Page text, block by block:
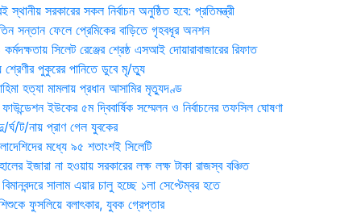
সরকারের সকল নির্বাচন অনুষ্ঠিত হবে: প্রতিমন্ত্রী
সন্তান ফেলে প্রেমিকের বাড়িতে গৃহবধূর অনশন
সিলেট রেঞ্জের শ্রেষ্ঠ এসআই দোয়ারাবাজারের রিফাত
শ্রেণীর পুকুরের পানিতে ডুবে মৃ/ত্যু
হত্যা মামলায় প্রধান আসামির মৃত্যুদণ্ড
ইউকের ৫ম দ্বিবার্ষিক সম্মেলন ও নির্বাচনের তফসিল ঘোষণা
ট/নায় প্রাণ গেল যুবকের
মধ্যে ৯৫ শতাংশই সিলেটি
ইজারা না হওয়ায় সরকারের লক্ষ লক্ষ টাকা রাজস্ব বঞ্চিত
সালাম এয়ার চালু হচ্ছে ১লা সেপ্টেম্বর হতে
ফুসলিয়ে বলাৎকার, যুবক গ্রেপ্তার